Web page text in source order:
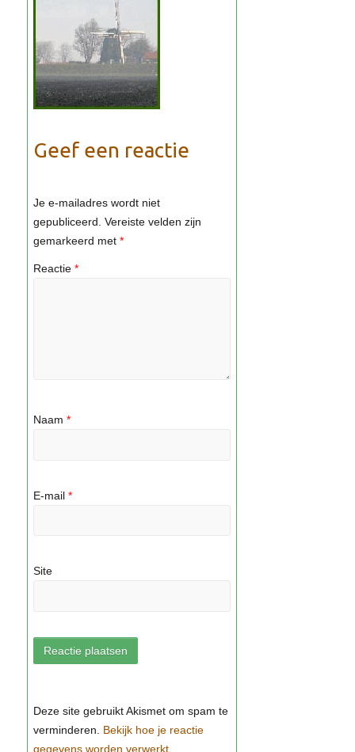
Geef een reactie
Je e-mailadres wordt niet
gepubliceerd. Vereiste velden zijn
gemarkeerd met *
Reactie *
Naam *
E-mail *
Site
Bekijk hoe je reactie
gegevens worden verwerkt